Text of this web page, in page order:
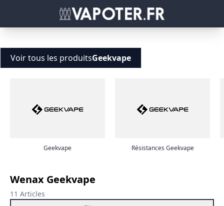
Voir tous les produitsGeekvape
Geekvape Résistances Geekvape
Wenax Geekvape
11 Articles